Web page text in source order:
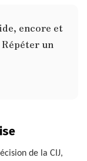
encore et
un
de la CIJ,